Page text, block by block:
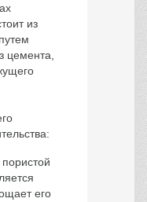
из
цемента,
его